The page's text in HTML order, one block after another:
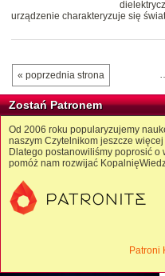
urządzenie charakteryzuje się
« poprzednia strona
Zostań Patronem
Od 2006 roku popularyzujemy
naszym Czytelnikom jeszcze
Dlatego postanowiliśmy poprosić o
pomóż nam rozwijać
Patroni